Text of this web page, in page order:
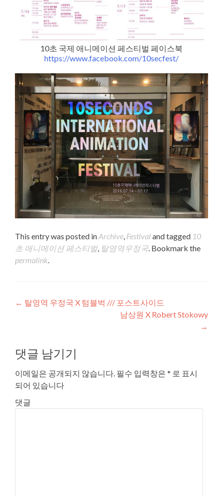
10초 국제 애니메이션 페스티벌 페이스북
https://www.facebook.com/10secfest/
This entry was posted in Archive Festivaland tagged 10
초 애니메이션 페스티벌, 탈영역우정국 . Bookmark the
permalink
Post navigation
← 탈영역 우정국 X 텀블벅 /// 포스트사이드
남상원 X Robert Stokowy
→
댓글 남기기
이메일은 공개되지 않습니다. 필수 입력창은 * 로 표시
되어 있습니다
댓글